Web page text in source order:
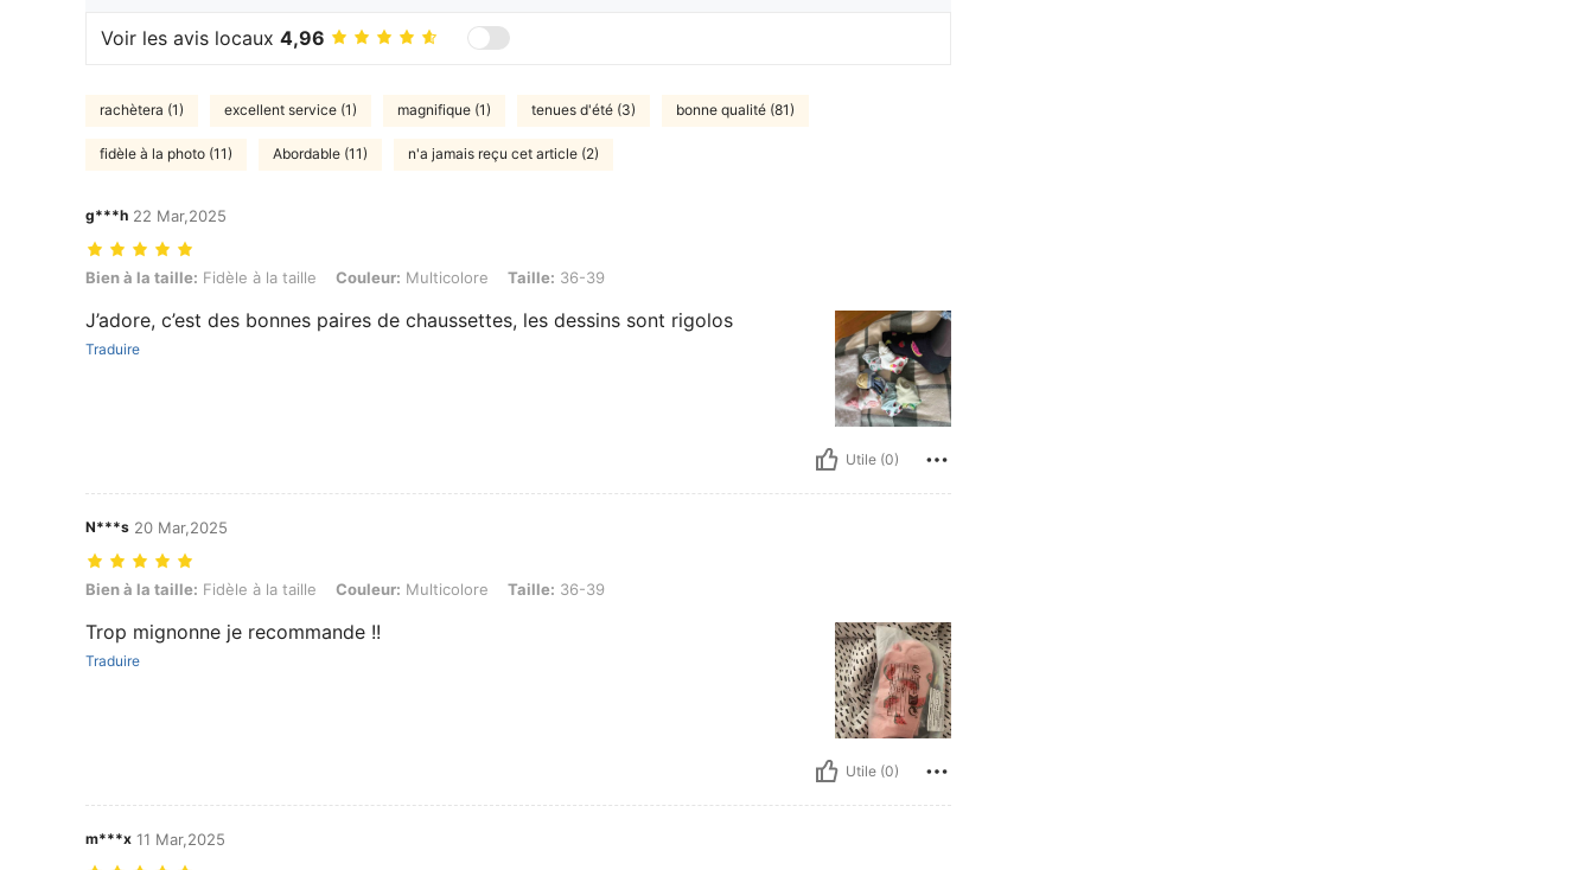
Voir les avis locaux 4,96
rachètera (1) excellent service (1) magnifique (1) tenues d'été (3) bonne qualité (81)
fidèle à la photo (11) Abordable (11) n'a jamais reçu cet article (2)
g***h 22 Mar,2025
Bien à la taille: Fidèle à la taille, Couleur: Multicolore, Taille: 36-39
Bien à la taille: Fidèle à la taille Couleur: Multicolore Taille: 36-39
J’adore, c’est des bonnes paires de chaussettes, les dessins sont rigolos
Traduire
Utile (0)
N***s 20 Mar,2025
Bien à la taille: Fidèle à la taille, Couleur: Multicolore, Taille: 36-39
Bien à la taille: Fidèle à la taille Couleur: Multicolore Taille: 36-39
Trop mignonne je recommande !!
Traduire
Utile (0)
m***x 11 Mar,2025